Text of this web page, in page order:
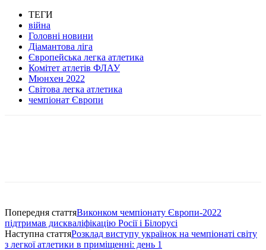
ТЕГИ
війна
Головні новини
Діамантова ліга
Європейська легка атлетика
Комітет атлетів ФЛАУ
Мюнхен 2022
Світова легка атлетика
чемпіонат Європи
Попередня статтяВиконком чемпіонату Європи-2022
підтримав дискваліфікацію Росії і Білорусі
Наступна статтяРозклад виступу українок на чемпіонаті світу
з легкої атлетики в приміщенні: день 1